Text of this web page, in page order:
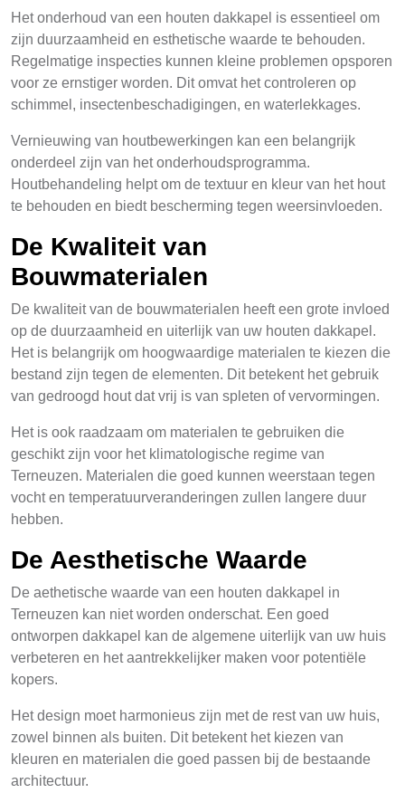
Het onderhoud van een houten dakkapel is essentieel om
zijn duurzaamheid en esthetische waarde te behouden.
Regelmatige inspecties kunnen kleine problemen opsporen
voor ze ernstiger worden. Dit omvat het controleren op
schimmel, insectenbeschadigingen, en waterlekkages.
Vernieuwing van houtbewerkingen kan een belangrijk
onderdeel zijn van het onderhoudsprogramma.
Houtbehandeling helpt om de textuur en kleur van het hout
te behouden en biedt bescherming tegen weersinvloeden.
De Kwaliteit van
Bouwmaterialen
De kwaliteit van de bouwmaterialen heeft een grote invloed
op de duurzaamheid en uiterlijk van uw houten dakkapel.
Het is belangrijk om hoogwaardige materialen te kiezen die
bestand zijn tegen de elementen. Dit betekent het gebruik
van gedroogd hout dat vrij is van spleten of vervormingen.
Het is ook raadzaam om materialen te gebruiken die
geschikt zijn voor het klimatologische regime van
Terneuzen. Materialen die goed kunnen weerstaan tegen
vocht en temperatuurveranderingen zullen langere duur
hebben.
De Aesthetische Waarde
De aethetische waarde van een houten dakkapel in
Terneuzen kan niet worden onderschat. Een goed
ontworpen dakkapel kan de algemene uiterlijk van uw huis
verbeteren en het aantrekkelijker maken voor potentiële
kopers.
Het design moet harmonieus zijn met de rest van uw huis,
zowel binnen als buiten. Dit betekent het kiezen van
kleuren en materialen die goed passen bij de bestaande
architectuur.